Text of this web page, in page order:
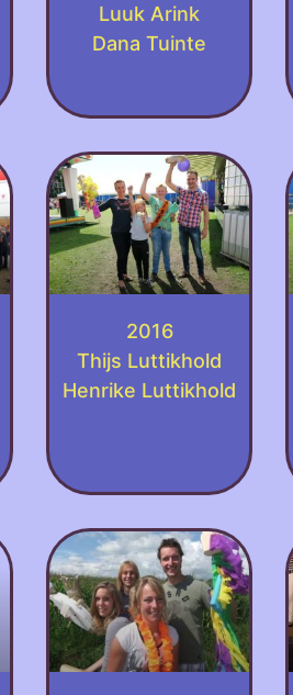
Luuk Arink
Dana Tuinte
2016
Thijs Luttikhold
Henrike Luttikhold